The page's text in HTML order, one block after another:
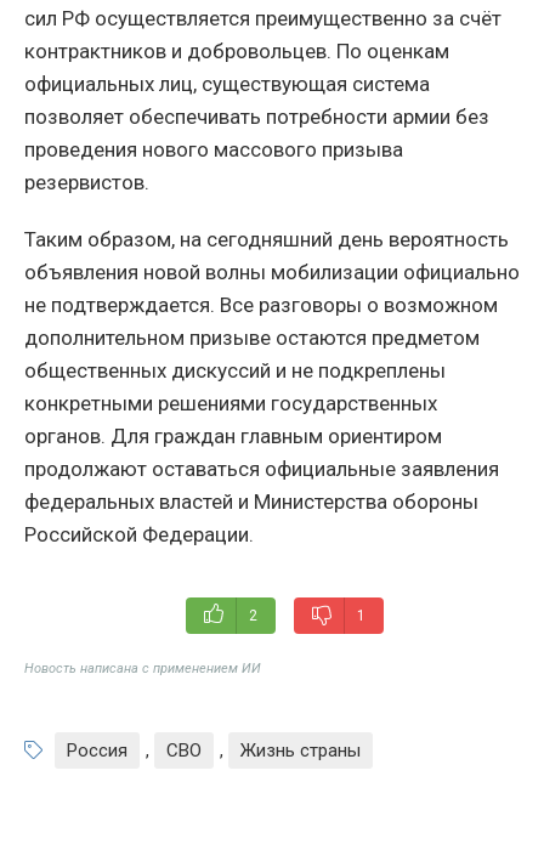
сил РФ осуществляется преимущественно за счёт
контрактников и добровольцев. По оценкам
официальных лиц, существующая система
позволяет обеспечивать потребности армии без
проведения нового массового призыва
резервистов.
Таким образом, на сегодняшний день вероятность
объявления новой волны мобилизации официально
не подтверждается. Все разговоры о возможном
дополнительном призыве остаются предметом
общественных дискуссий и не подкреплены
конкретными решениями государственных
органов. Для граждан главным ориентиром
продолжают оставаться официальные заявления
федеральных властей и Министерства обороны
Российской Федерации.
2 1
Новость написана с применением ИИ
Россия , СВО , Жизнь страны